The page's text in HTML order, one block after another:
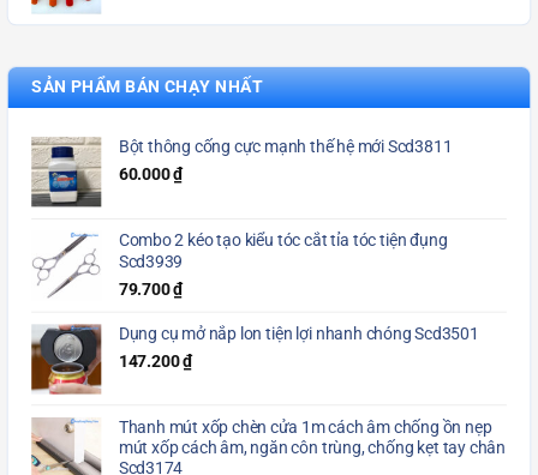
SẢN PHẨM BÁN CHẠY NHẤT
Bột thông cống cực mạnh thế hệ mới Scd3811
60.000₫
Combo 2 kéo tạo kiểu tóc cắt tỉa tóc tiện đụng
Scd3939
79.700₫
Dụng cụ mở nắp lon tiện lợi nhanh chóng Scd3501
147.200₫
Thanh mút xốp chèn cửa 1m cách âm chống ồn nẹp
mút xốp cách âm, ngăn côn trùng, chống kẹt tay chân
Scd3174